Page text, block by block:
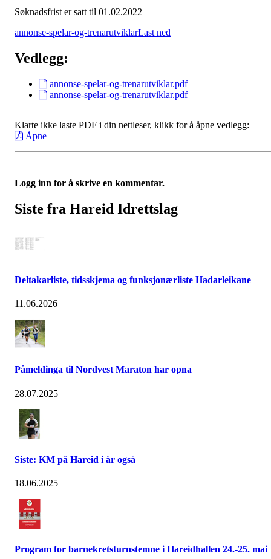
Søknadsfrist er satt til 01.02.2022
annonse-spelar-og-trenarutviklarLast ned
Vedlegg:
annonse-spelar-og-trenarutviklar.pdf
annonse-spelar-og-trenarutviklar.pdf
Klarte ikke laste PDF i din nettleser, klikk for å åpne vedlegg:
Åpne
Logg inn for å skrive en kommentar.
Siste fra Hareid Idrettslag
Deltakarliste, tidsskjema og funksjonærliste Hadarleikane
11.06.2026
Påmeldinga til Nordvest Maraton har opna
28.07.2025
Siste: KM på Hareid i år også
18.06.2025
Program for barnekretsturnstemne i Hareidhallen 24.-25. mai